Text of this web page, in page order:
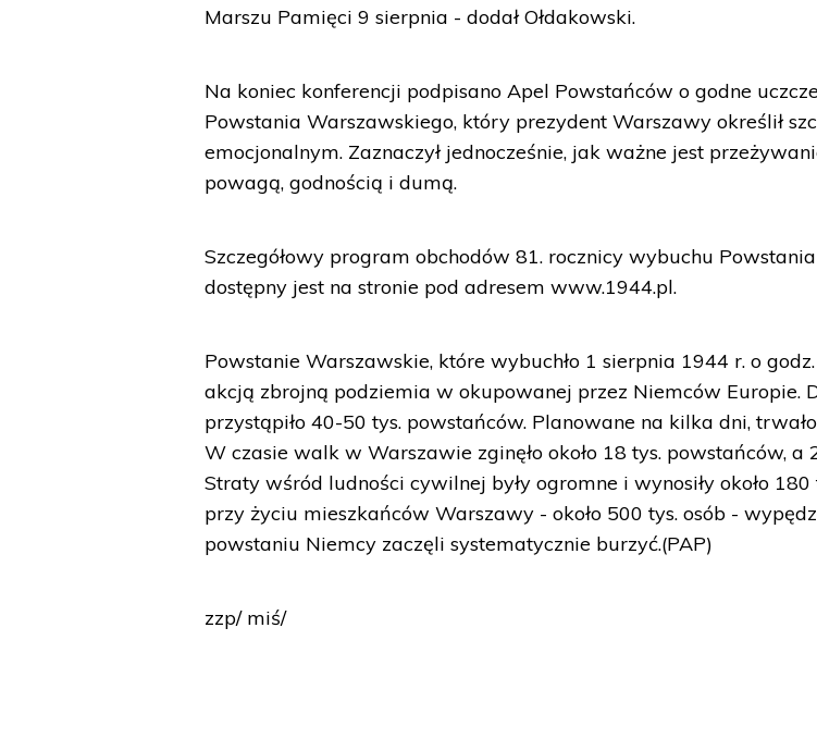
Marszu Pamięci 9 sierpnia - dodał Ołdakowski.
Na koniec konferencji podpisano Apel Powstańców o godne
Powstania Warszawskiego, który prezydent Warszawy określił
emocjonalnym. Zaznaczył jednocześnie, jak ważne jest
powagą, godnością i dumą.
Szczegółowy program obchodów 81. rocznicy wybuchu
dostępny jest na stronie pod adresem www.1944.pl.
Powstanie Warszawskie, które wybuchło 1 sierpnia 1944 r. o
akcją zbrojną podziemia w okupowanej przez Niemców Europie.
przystąpiło 40-50 tys. powstańców. Planowane na kilka dni,
W czasie walk w Warszawie zginęło około 18 tys. powstańców, a
Straty wśród ludności cywilnej były ogromne i wynosiły około 180
przy życiu mieszkańców Warszawy - około 500 tys. osób -
powstaniu Niemcy zaczęli systematycznie burzyć.(PAP)
zzp/ miś/